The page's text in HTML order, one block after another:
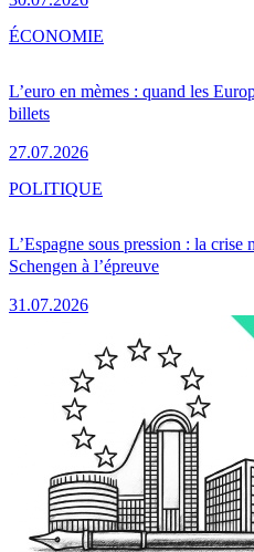
L’euro en mèmes : quand les
billets
27.07.2026
ÉCONOMIE
L’Espagne sous pression : la crise
Schengen à l’épreuve
31.07.2026
POLITIQUE